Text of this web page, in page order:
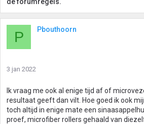
P Pbouthoorn
3 jan 2022
Ik vraag me ook al enige tijd af of
resultaat geeft dan vilt. Hoe goed ik ook
toch altijd in enige mate een
proef, microfiber rollers gehaald van